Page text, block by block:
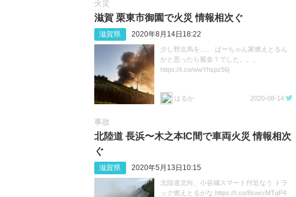
火災
滋賀 栗東市御園で火災 情報相次ぐ
滋賀県 2020年8月14日18:22
少し野次馬を…。 ばーちゃん家燃えとるん
かと思ったら厩舎？でした。。。
https://t.co/wwYhspz56j
はるか 2020-08-14
事故
北陸道 長浜〜木之本IC間で車両火災 情報相次
ぐ
滋賀県 2020年5月13日10:15
北陸道北向、小谷城スマート付近なう トラ
ック燃えとるがな https://t.co/8swcrMTqP4